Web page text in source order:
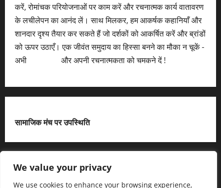
We value your privacy
We use cookies to enhance your browsing experience,
करें, रोमांचक परियोजनाओं पर काम करें और रचनात्मक कार्य वातावरण
के लचीलेपन का आनंद लें। साथ मिलकर, हम आकर्षक कहानियाँ और
शानदार दृश्य तैयार कर सकते हैं जो दर्शकों को आकर्षित करें और ब्रांडों
को ऊपर उठाएँ। एक जीवंत समुदाय का हिस्सा बनने का मौका न चूकें -
अभी
और अपनी रचनात्मकता को चमकने दें !
सामाजिक मंच पर उपस्थिति
X